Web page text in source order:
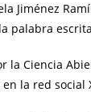
Jiménez
palabra
la Ciencia
la red social